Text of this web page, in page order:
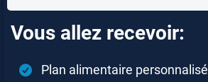
Vous allez recevoir:
Plan alimentaire personnalisé